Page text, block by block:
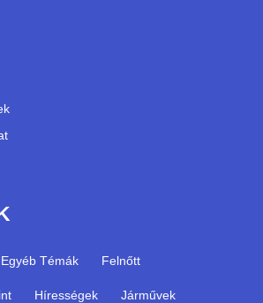
Egyéb Témák Felnőtt
Hírességek Járművek